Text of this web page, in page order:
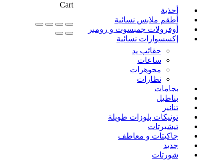
أحذية
أطقم ملابس نسائية
أوفرولات جمبسوت و رومبر
إكسسوارات نسائية
حقائب يد
ساعات
مجوهرات
نظارات
بجامات
بناطيل
تنانير
تونيكات بلوزات طويلة
تيشيرتات
جاكيتات و معاطف
جديد
شورتات
Cart